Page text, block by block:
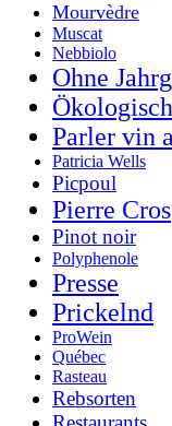
Mourvèdre
Muscat
Nebbiolo
Ohne
Parler vin
Patricia Wells
Picpoul
Pierre Cros
Pinot noir
Polyphenole
Presse
Prickelnd
ProWein
Québec
Rasteau
Rebsorten